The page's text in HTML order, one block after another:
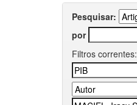
Pesquisar:
por
Filtros correntes: